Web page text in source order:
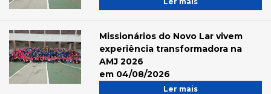
Missionários do Novo Lar vivem
experiência transformadora na
AMJ 2026
em 04/08/2026
Ler mais